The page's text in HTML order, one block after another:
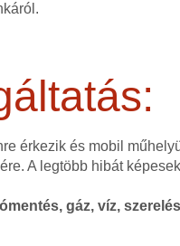
érkezik és mobil
A legtöbb hibát
gáz, víz,